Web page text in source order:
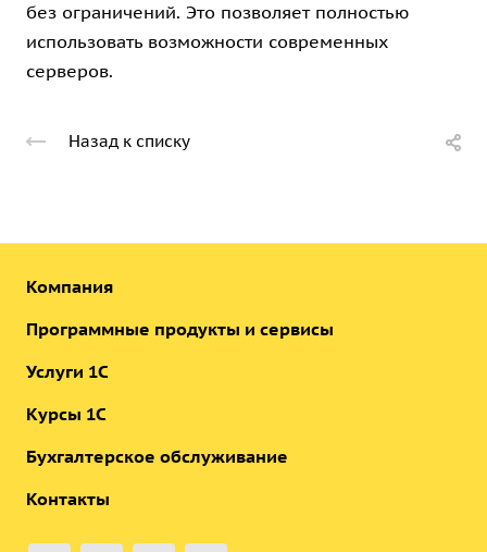
без ограничений. Это позволяет полностью
использовать возможности современных
серверов.
Назад к списку
Компания
Программные продукты и сервисы
Услуги 1С
Курсы 1С
Бухгалтерское обслуживание
Контакты